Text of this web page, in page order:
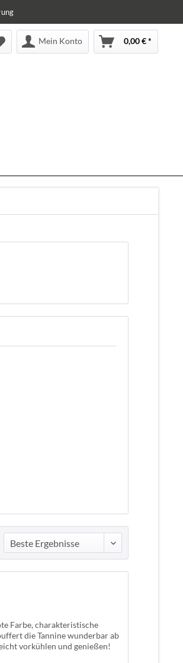
Mein Konto 0,00 € *
Farbe, charakteristische
die Tannine wunderbar ab
vorkühlen und genießen!